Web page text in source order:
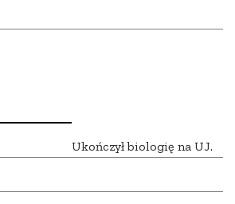
Ukończył biologię na UJ.